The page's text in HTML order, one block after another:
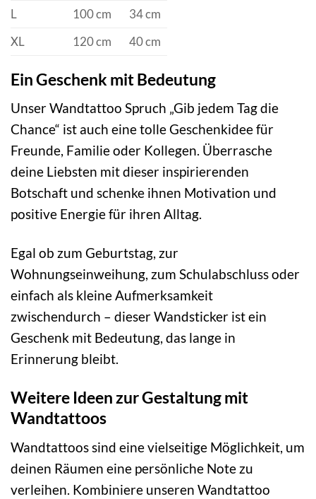
L
100 cm
34 cm
XL
120 cm 40 cm
Ein Geschenk mit Bedeutung
Unser Wandtattoo Spruch „Gib jedem Tag die
Chance“ ist auch eine tolle Geschenkidee für
Freunde, Familie oder Kollegen. Überrasche
deine Liebsten mit dieser inspirierenden
Botschaft und schenke ihnen Motivation und
positive Energie für ihren Alltag.
Egal ob zum Geburtstag, zur
Wohnungseinweihung, zum Schulabschluss oder
einfach als kleine Aufmerksamkeit
zwischendurch – dieser Wandsticker ist ein
Geschenk mit Bedeutung, das lange in
Erinnerung bleibt.
Weitere Ideen zur Gestaltung mit
Wandtattoos
Wandtattoos sind eine vielseitige Möglichkeit, um
deinen Räumen eine persönliche Note zu
verleihen. Kombiniere unseren Wandtattoo